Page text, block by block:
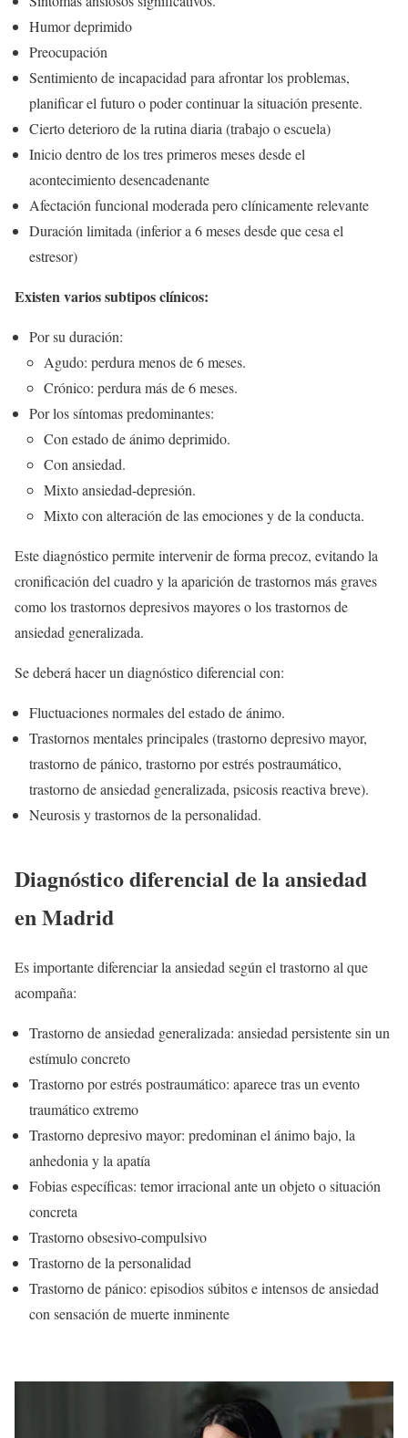
Humor deprimido
Preocupación
Sentimiento de incapacidad para afrontar los problemas,
planificar el futuro o poder continuar la situación presente.
Cierto deterioro de la rutina diaria (trabajo o escuela)
Inicio dentro de los tres primeros meses desde el
acontecimiento desencadenante
Afectación funcional moderada pero clínicamente relevante
Duración limitada (inferior a 6 meses desde que cesa el
estresor)
Existen varios subtipos clínicos:
Por su duración:
Agudo: perdura menos de 6 meses.
Crónico: perdura más de 6 meses.
Por los síntomas predominantes:
Con estado de ánimo deprimido.
Con ansiedad.
Mixto ansiedad-depresión.
Mixto con alteración de las emociones y de la conducta.
Este diagnóstico permite intervenir de forma precoz, evitando la
cronificación del cuadro y la aparición de trastornos más graves
como los trastornos depresivos mayores o los trastornos de
ansiedad generalizada.
Se deberá hacer un diagnóstico diferencial con:
Fluctuaciones normales del estado de ánimo.
Trastornos mentales principales (trastorno depresivo mayor,
trastorno de pánico, trastorno por estrés postraumático,
trastorno de ansiedad generalizada, psicosis reactiva breve).
Neurosis y trastornos de la personalidad.
Diagnóstico diferencial de la ansiedad
en Madrid
Es importante diferenciar la ansiedad según el trastorno al que
acompaña:
Trastorno de ansiedad generalizada: ansiedad persistente sin un
estímulo concreto
Trastorno por estrés postraumático: aparece tras un evento
traumático extremo
Trastorno depresivo mayor: predominan el ánimo bajo, la
anhedonia y la apatía
Fobias específicas: temor irracional ante un objeto o situación
concreta
Trastorno obsesivo-compulsivo
Trastorno de la personalidad
Trastorno de pánico: episodios súbitos e intensos de ansiedad
con sensación de muerte inminente